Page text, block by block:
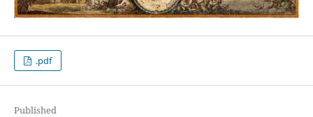
.pdf
Published